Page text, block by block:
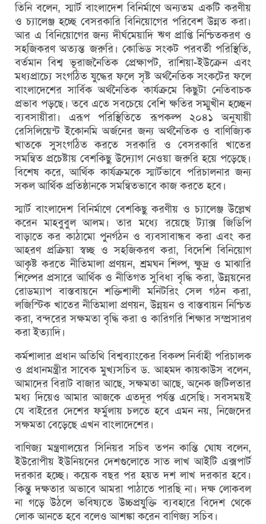
তিনি বলেন, স্মার্ট বাংলাদেশ বিনির্মাণে অন্যতম একটি করণীয়
ও চ্যালেঞ্জ হচ্ছে বেসরকারি বিনিয়োগের পরিবেশ উন্নত করা।
আর এ বিনিয়োগের জন্য দীর্ঘমেয়াদি ঋণ প্রাপ্তি নিশ্চিতকরণ ও
সহজিকরণ অত্যন্ত জরুরি। কোভিড সংকট পরবর্তী পরিস্থিতি,
বর্তমান বিশ্ব ভূরাজনৈতিক প্রেক্ষাপট, রাশিয়া-ইউক্রেন এবং
মধ্যপ্রাচ্যে সংগঠিত যুদ্ধের ফলে সৃষ্ট অর্থনৈতিক সংকটের ফলে
বাংলাদেশের সার্বিক অর্থনৈতিক কার্যক্রমে কিছুটা নেতিবাচক
প্রভাব পড়ছে। তবে এতে সবচেয়ে বেশি ক্ষতির সম্মুখীন হচ্ছেন
ব্যবসায়ীরা। এরূপ পরিস্থিতিতে রূপকল্প ২০৪১ অনুযায়ী
রেসিলিয়েন্ট ইকোনমি অর্জনের জন্য অর্থনৈতিক ও বাণিজ্যিক
খাতকে সুসংগঠিত করতে সরকারি ও বেসরকারি খাতের
সমন্বিত প্রচেষ্টায় বেশকিছু উদ্যোগ নেওয়া জরুরি হয়ে পড়েছে।
বিশেষ করে, আর্থিক কার্যক্রমকে স্মার্টভাবে পরিচালনার জন্য
সকল আর্থিক প্রতিষ্ঠানকে সমন্বিতভাবে কাজ করতে হবে।
স্মার্ট বাংলাদেশ বিনির্মাণে বেশকিছু করণীয় ও চ্যালেঞ্জ উল্লেখ
করেন মাহবুবুল আলম। তার মধ্যে রয়েছে ট্যাক্স জিডিপি
বাড়াতে কর কাঠামো পুনর্গঠন ও ব্যবসাবান্ধব করা এবং কর
আহরণ প্রক্রিয়া স্বচ্ছ ও সহজিকরণ করা, বিদেশি বিনিয়োগ
আকৃষ্ট করতে নীতিমালা প্রণয়ন, শ্রমঘন শিল্প, ক্ষুদ্র ও মাঝারি
শিল্পের প্রসারে আর্থিক ও নীতিগত সুবিধা বৃদ্ধি করা, উন্নয়নের
রোডম্যাপ বাস্তবায়নে শক্তিশালী মনিটরিং সেল গঠন করা,
লজিস্টিক খাতের নীতিমালা প্রণয়ন, উন্নয়ন ও বাস্তবায়ন নিশ্চিত
করা, বন্দরের সক্ষমতা বৃদ্ধি করা ও কারিগরি শিক্ষার সম্প্রসারণ
করা ইত্যাদি।
কর্মশালার প্রধান অতিথি বিশ্বব্যাংকের বিকল্প নির্বাহী পরিচালক
ও প্রধানমন্ত্রীর সাবেক মুখ্যসচিব ড. আহমদ কায়কাউস বলেন,
আমাদের বিরাট বাজার আছে, সক্ষমতা আছে, অনেক জটিলতার
মধ্য দিয়েও আমার আজকে এতদূর পর্যন্ত এসেছি। সবসময়ই
যে বাইরের দেশের ফর্মুলায় চলতে হবে এমন নয়, নিজেদের
সক্ষমতা বেড়েছে এখন বাংলাদেশের।
বাণিজ্য মন্ত্রণালয়ের সিনিয়র সচিব তপন কান্তি ঘোষ বলেন,
ইউরোপীয় ইউনিয়নের দেশগুলোতে সাত লাখ আইটি এক্সপার্ট
দরকার হচ্ছে। কয়েক বছর পর হয়ত দশ লাখ দরকার হবে।
কিন্তু দক্ষতার অভাবে আমরা পাঠাতে পারছি না। দক্ষ লোকবল
না গড়ে উঠলে ভবিষ্যতে উচ্চপ্রযুক্তি ব্যবহারে বিদেশ থেকে
লোক আনতে হবে বলেও আশঙ্কা করেন বাণিজ্য সচিব।